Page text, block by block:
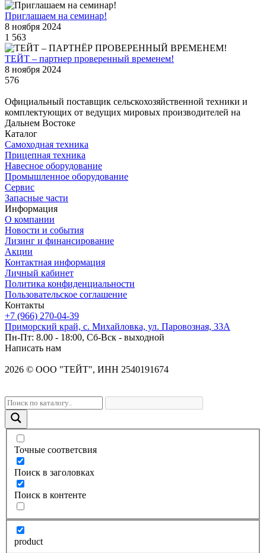
Приглашаем на семинар!
8 ноября 2024
1 563
ТЕЙТ – партнер проверенный временем!
8 ноября 2024
576
Официальный поставщик сельскохозяйственной техники и
комплектующих от ведущих мировых производителей на
Дальнем Востоке
Каталог
Самоходная техника
Прицепная техника
Навесное оборудование
Промышленное оборудование
Сервис
Запасные части
Информация
О компании
Новости и события
Лизинг и финансирование
Акции
Контактная информация
Личный кабинет
Политика конфиденциальности
Пользовательское соглашение
Контакты
+7 (966) 270-04-39
Приморский край, с. Михайловка, ул. Паровозная, 33А
Пн-Пт: 8.00 - 18:00, Сб-Вск - выходной
Написать нам
2026 © OOO "ТЕЙТ", ИНН 2540191674
Точные соответсвия
Поиск в заголовках
Поиск в контенте
product